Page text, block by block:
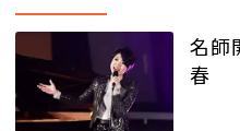
名師
春